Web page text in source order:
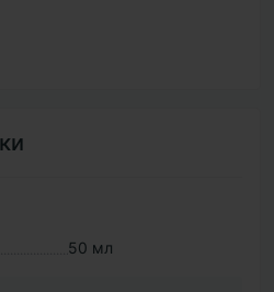
50 мл